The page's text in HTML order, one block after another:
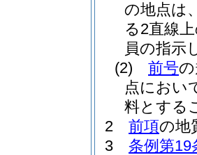
の地点は
る2直線
員の指示
(2)
前号
点におい
料とする
2
前項の地
3
条例第19